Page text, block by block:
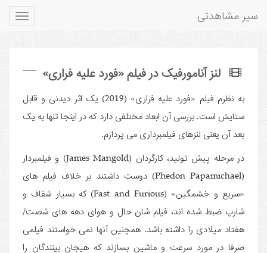
سیر مشاهدتی
لنز آنامورفیک در فیلم «فورد علیه فراری»
به نظرم فیلم «فورد علیه فراری» (2019) یک اثر دیدنی و قابل
ستایش است. بررسی آن ابعاد مختلفی دارد که در اینجا تنها به یک
بعد آن یعنی لنزهای فیلمبرداری می پردازم.
در مرحله پیش تولید، کارگردان (James Mangold) و فیلمبردار
(Phedon Papamichael) دوست داشتند بر خلاف فیلم های
«سریع و خشمگین» (Fast and Furious) که بسیار شفاف و
شارپ ضبط شده اند، فیلم شان حال و هوای دهه های شصت/
هفتاد میلادی را داشته باشد. همچنین آنها نمی خواستند فیلمی
صرفا در مورد سرعت و ماشین بسازند که هیجان بینندگان را